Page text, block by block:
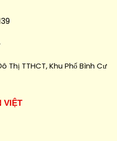
Thị TTHCT, Khu Phố Bình Cư
VIỆT